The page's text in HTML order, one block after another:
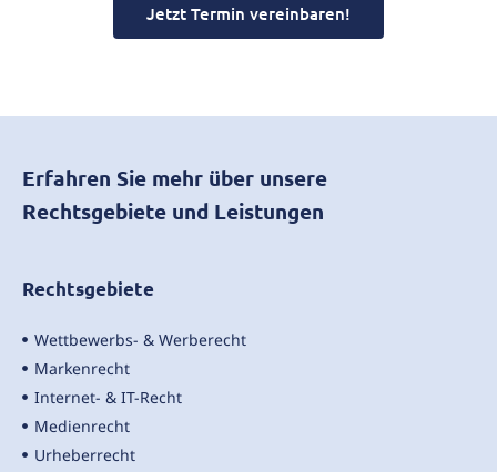
Jetzt Termin vereinbaren!
Erfahren Sie mehr über unsere
Rechtsgebiete und Leistungen
Rechtsgebiete
Wettbewerbs- & Werberecht
Markenrecht
Internet- & IT-Recht
Medienrecht
Urheberrecht